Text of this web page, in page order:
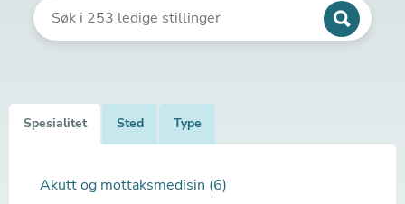
Spesialitet Sted Type
Akutt og mottaksmedisin (6)